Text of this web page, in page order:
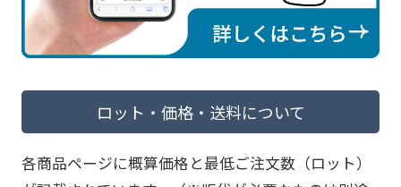
ロット・価格・送料について
各商品ページに概算価格と最低ご注文数（ロット）